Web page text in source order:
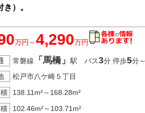
き）。
クインクローゼットで満足の収納力
ドカーにも便利な駐車2台可
万円～4,290万円
常磐線 「馬橋」 駅 バス3分 停歩5分～
松戸市八ケ崎５丁目
138.11m²～168.28m²
102.46m²～103.71m²